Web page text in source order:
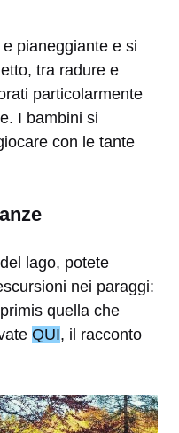
pianeggiante e si
tra radure e
particolarmente
I bambini si
con le tante
lago, potete
nei paraggi:
quella che
QUI, il racconto